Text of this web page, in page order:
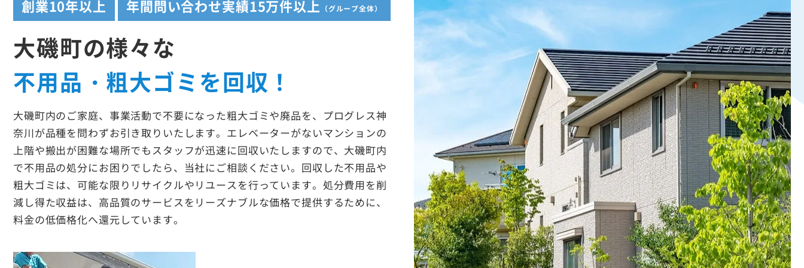
創業10年以上 年間問い合わせ実績15万件以上 （グループ全体）
大磯町の様々な
不用品・粗大ゴミを回収！
大磯町内のご家庭、事業活動で不要になった粗大ゴミや廃品を、プログレス神
奈川が品種を問わずお引き取りいたします。エレベーターがないマンションの
上階や搬出が困難な場所でもスタッフが迅速に回収いたしますので、大磯町内
で不用品の処分にお困りでしたら、当社にご相談ください。回収した不用品や
粗大ゴミは、可能な限りリサイクルやリユースを行っています。処分費用を削
減し得た収益は、高品質のサービスをリーズナブルな価格で提供するために、
料金の低価格化へ還元しています。